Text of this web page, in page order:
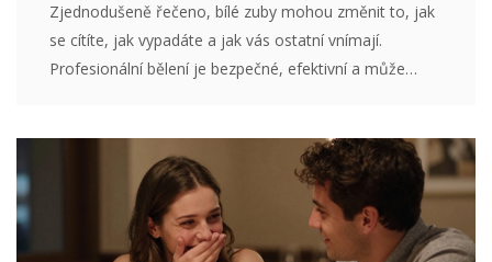
Zjednodušeně řečeno, bílé zuby mohou změnit to, jak
se cítíte, jak vypadáte a jak vás ostatní vnímají.
Profesionální bělení je bezpečné, efektivní a může